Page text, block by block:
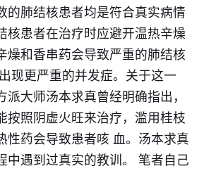
的肺结核患者均是符合真实病情
核患者在治疗时应避开温热辛燥
燥和香串药会导致严重的肺结核
现更严重的并发症。关于这一
派大师汤本求真曾经明确指出，
按照阴虚火旺来治疗，滥用桂枝
性药会导致患者咳 血。汤本求真
中遇到过真实的教训。 笔者自己